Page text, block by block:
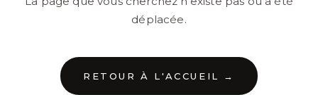
déplacée.
RETOUR À L'ACCUEIL →